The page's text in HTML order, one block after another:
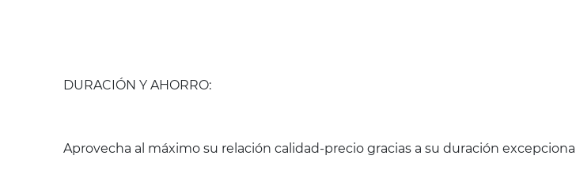
DURACIÓN Y AHORRO:
Aprovecha al máximo su relación calidad-precio gracias a su duración excepcional